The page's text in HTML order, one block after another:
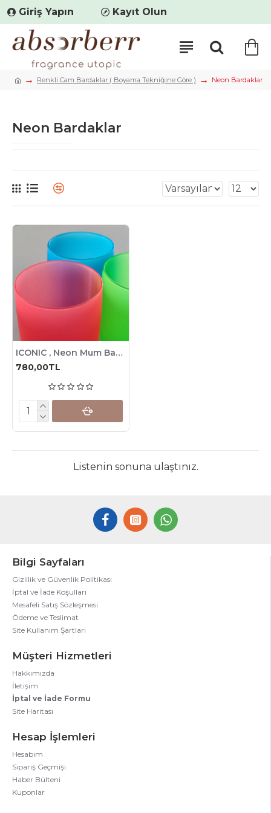
Giriş Yapın Kayıt Olun
Renkli Cam Bardaklar ( Boyama Tekniğine Göre ) Neon Bardaklar
Neon Bardaklar
ICONIC , Neon Mum Bardağı, 280cc , 6 Adet
780,00TL
Listenin sonuna ulaştınız.
Bilgi Sayfaları
Gizlilik ve Güvenlik Politikası
İptal ve İade Koşulları
Mesafeli Satış Sözleşmesi
Ödeme ve Teslimat
Site Kullanım Şartları
Müşteri Hizmetleri
Hakkımızda
İletişim
İptal ve İade Formu
Site Haritası
Hesap İşlemleri
Hesabım
Sipariş Geçmişi
Haber Bülteni
Kuponlar